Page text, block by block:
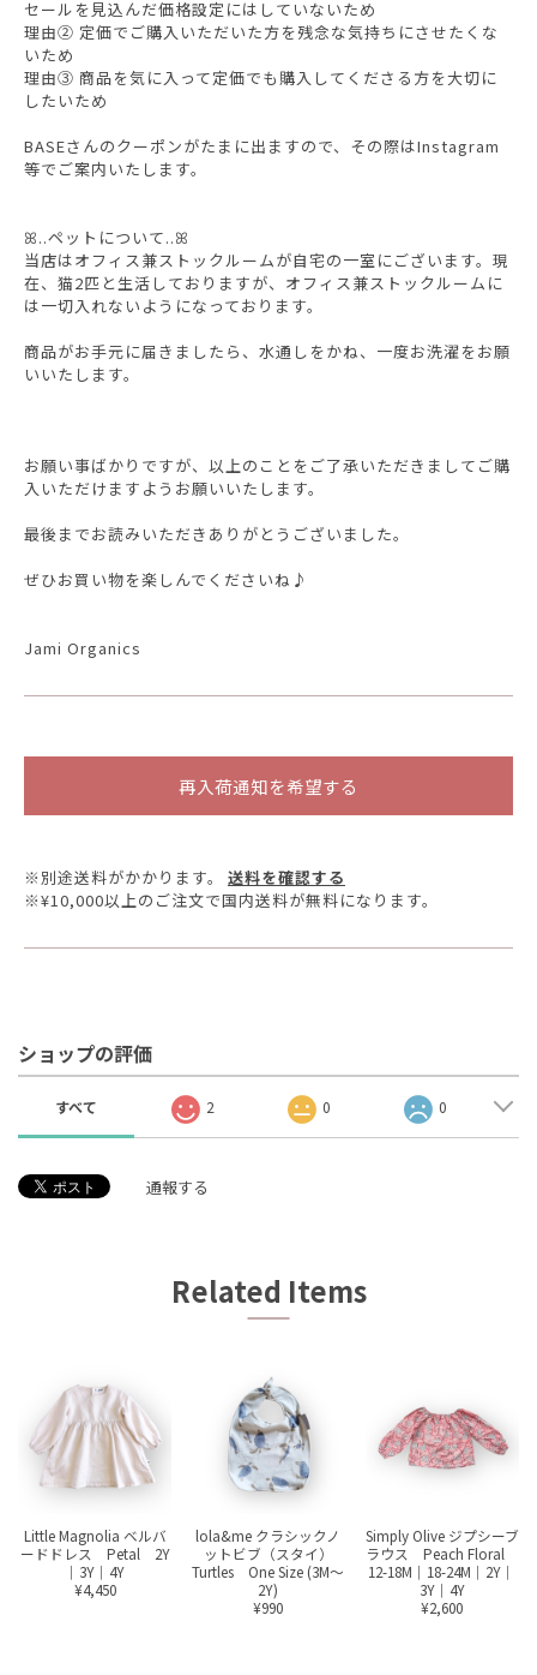
セールを見込んだ価格設定にはしていないため
理由② 定価でご購入いただいた方を残念な気持ちにさせたくな
いため
理由③ 商品を気に入って定価でも購入してくださる方を大切に
したいため
BASEさんのクーポンがたまに出ますので、その際はInstagram
等でご案内いたします。
ꕤ..ペットについて..ꕤ
当店はオフィス兼ストックルームが自宅の一室にございます。現
在、猫2匹と生活しておりますが、オフィス兼ストックルームに
は一切入れないようになっております。
商品がお手元に届きましたら、水通しをかね、一度お洗濯をお願
いいたします。
お願い事ばかりですが、以上のことをご了承いただきましてご購
入いただけますようお願いいたします。
最後までお読みいただきありがとうございました。
ぜひお買い物を楽しんでくださいね♪
Jami Organics
再入荷通知を希望する
※別途送料がかかります。
送料を確認する
※¥10,000以上のご注文で国内送料が無料になります。
ショップの評価
すべて 2 0 0
通報する
Related Items
Little Magnolia ベルバ
ードドレス Petal 2Y
｜3Y｜4Y
¥4,450
lola&me クラシックノ
ットビブ（スタイ）
Turtles One Size (3M〜
2Y)
¥990
Simply Olive ジプシーブ
ラウス Peach Floral
12-18M｜18-24M｜2Y｜
3Y｜4Y
¥2,600